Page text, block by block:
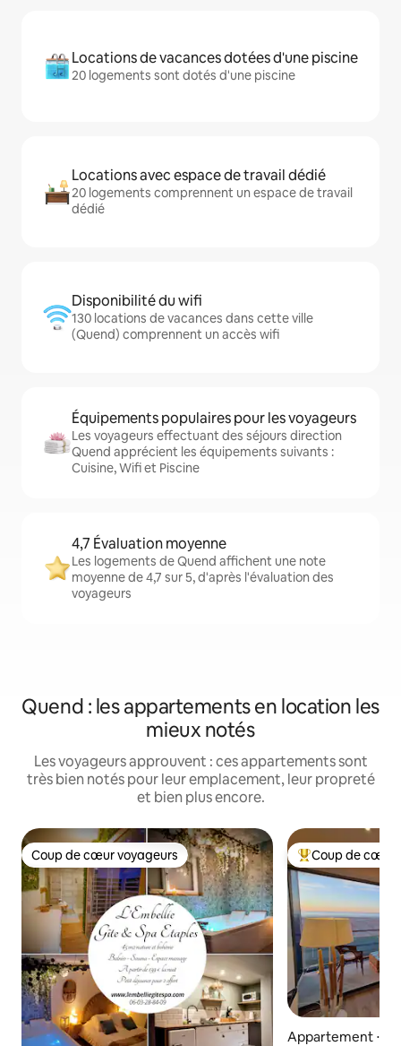
Locations de vacances dotées d'une piscine
20 logements sont dotés d'une piscine
Locations avec espace de travail dédié
20 logements comprennent un espace de travail
dédié
Disponibilité du wifi
130 locations de vacances dans cette ville
(Quend) comprennent un accès wifi
Équipements populaires pour les voyageurs
Les voyageurs effectuant des séjours direction
Quend apprécient les équipements suivants :
Cuisine, Wifi et Piscine
4,7 Évaluation moyenne
Les logements de Quend affichent une note
moyenne de 4,7 sur 5, d'après l'évaluation des
voyageurs
Quend : les appartements en location les
mieux notés
Les voyageurs approuvent : ces appartements sont
très bien notés pour leur emplacement, leur propreté
et bien plus encore.
Coup de cœur voyageurs
Coup de cœur voyageurs Coups de cœur
Coup de cœur
Appartement ⋅